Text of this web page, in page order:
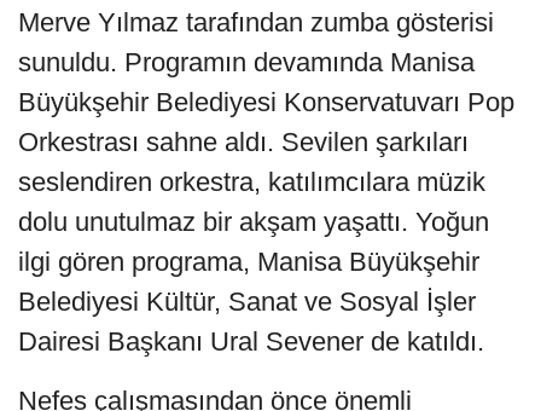
Merve Yılmaz tarafından zumba gösterisi
sunuldu. Programın devamında Manisa
Büyükşehir Belediyesi Konservatuvarı Pop
Orkestrası sahne aldı. Sevilen şarkıları
seslendiren orkestra, katılımcılara müzik
dolu unutulmaz bir akşam yaşattı. Yoğun
ilgi gören programa, Manisa Büyükşehir
Belediyesi Kültür, Sanat ve Sosyal İşler
Dairesi Başkanı Ural Sevener de katıldı.
Nefes çalışmasından önce önemli